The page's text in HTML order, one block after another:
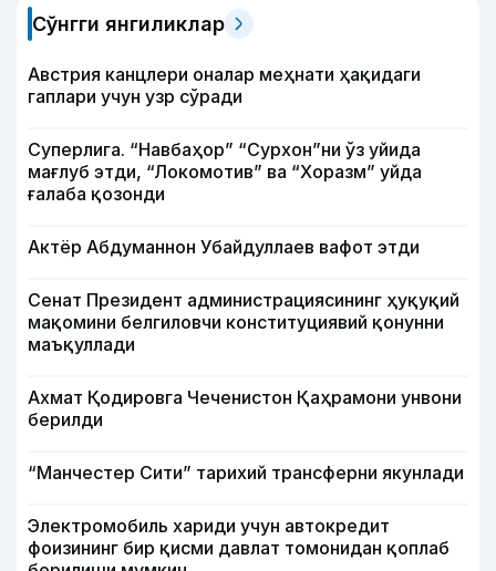
Сўнгги янгиликлар
Австрия канцлери оналар меҳнати ҳақидаги
гаплари учун узр сўради
Суперлига. “Навбаҳор” “Сурхон”ни ўз уйида
мағлуб этди, “Локомотив” ва “Хоразм” уйда
ғалаба қозонди
Актёр Абду­маннон Убайдуллаев вафот этди
Сенат Президент администрациясининг ҳуқуқий
мақомини белгиловчи конституциявий қонунни
маъқуллади
Ахмат Қодировга Чеченистон Қаҳрамони унвони
берилди
“Манчестер Сити” тарихий трансферни якунлади
Электромобиль хариди учун автокредит
фоизининг бир қисми давлат томонидан қоплаб